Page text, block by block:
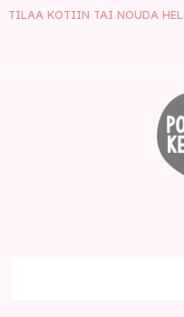
TILAA KOTIIN TAI NOUDA